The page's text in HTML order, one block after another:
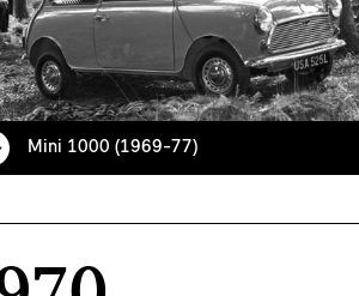
Mini 1000 (1969-77)